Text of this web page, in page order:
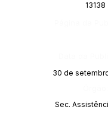
13138
30 de
Sec.